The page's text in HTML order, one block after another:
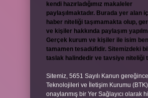
kendi hazırladığımız makaleler
paylaşılmaktadır. Burada yer alan
haber niteliği taşımamakta olup,
ve kişiler hakkında paylaşım
Gerçek kurum ve kişiler ile isim
tamamen tesadüfidir. Sitemizdeki
taslak halindedir ve tavsiye niteliği
Sitemiz, 5651 Sayılı Kanun
Teknolojileri ve İletişim Kurumu (BTK)
onaylanmış bir Yer Sağlayıcı olarak